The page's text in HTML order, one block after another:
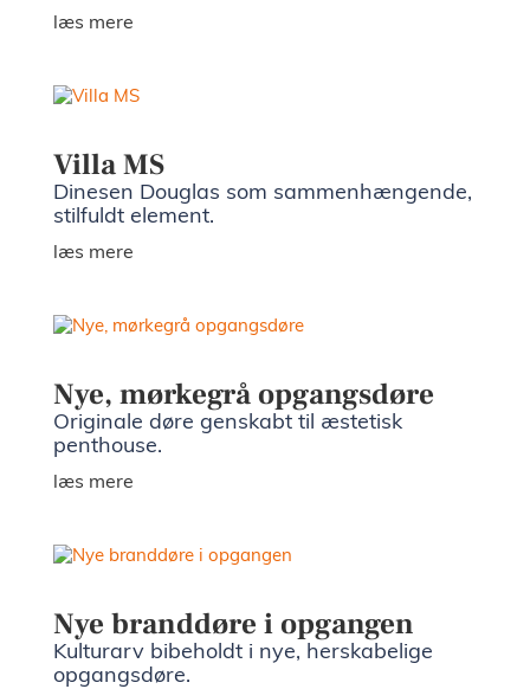
læs mere
Villa MS
Dinesen Douglas som sammenhængende,
stilfuldt element.
læs mere
Nye, mørkegrå opgangsdøre
Originale døre genskabt til æstetisk
penthouse.
læs mere
Nye branddøre i opgangen
Kulturarv bibeholdt i nye, herskabelige
opgangsdøre.